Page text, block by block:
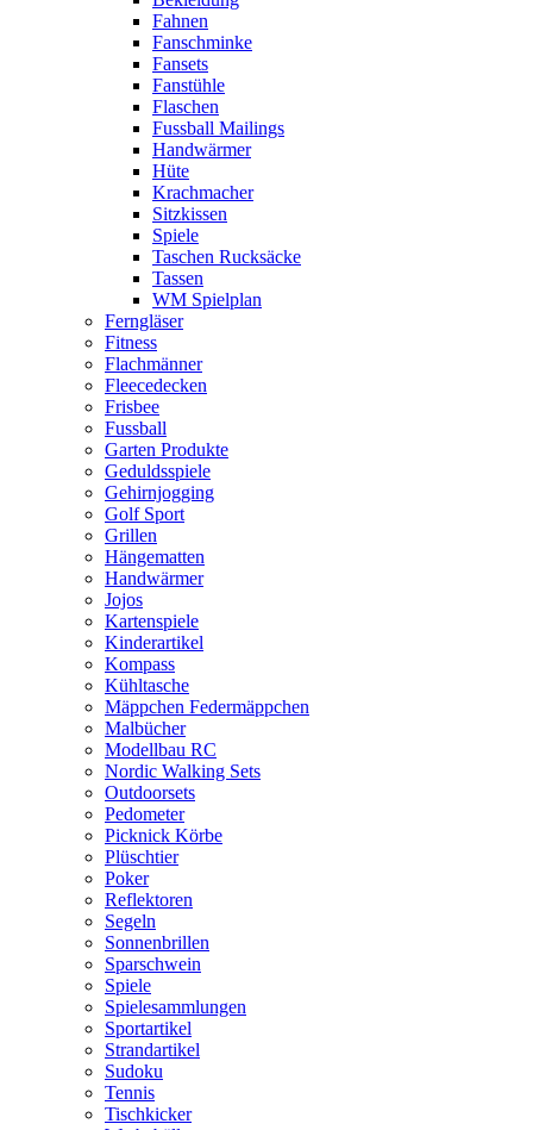
Fahnen
Fanschminke
Fansets
Fanstühle
Flaschen
Fussball Mailings
Handwärmer
Hüte
Krachmacher
Sitzkissen
Spiele
Taschen Rucksäcke
Tassen
WM Spielplan
Ferngläser
Fitness
Flachmänner
Fleecedecken
Frisbee
Fussball
Garten Produkte
Geduldsspiele
Gehirnjogging
Golf Sport
Grillen
Hängematten
Handwärmer
Jojos
Kartenspiele
Kinderartikel
Kompass
Kühltasche
Mäppchen Federmäppchen
Malbücher
Modellbau RC
Nordic Walking Sets
Outdoorsets
Pedometer
Picknick Körbe
Plüschtier
Poker
Reflektoren
Segeln
Sonnenbrillen
Sparschwein
Spiele
Spielesammlungen
Sportartikel
Strandartikel
Sudoku
Tennis
Tischkicker